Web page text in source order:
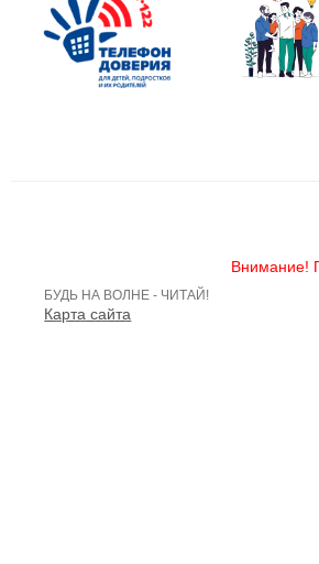
Внимание!
БУДЬ НА ВОЛНЕ - ЧИТАЙ!
Карта сайта